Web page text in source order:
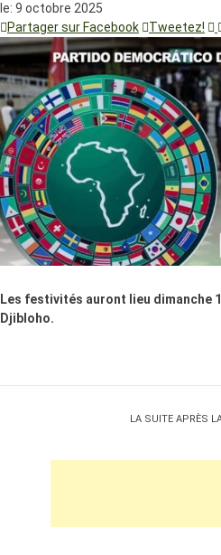
le: 9 octobre 2025
Partager sur Facebook
Tweetez!
Les festivités auront lieu dimanche
Djibloho.
LA SUITE APRÈS